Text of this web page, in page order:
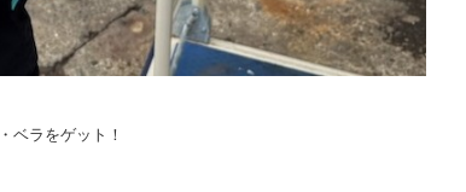
ベラをゲット！